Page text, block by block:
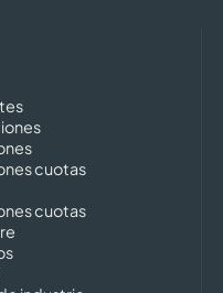
cuotas
cuotas